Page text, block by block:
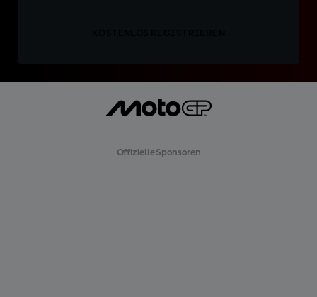
Offizielle Sponsoren